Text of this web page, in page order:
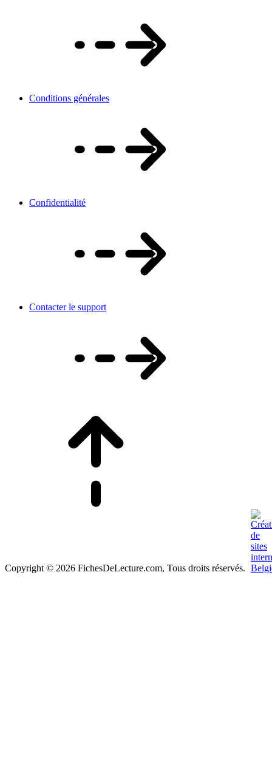
Conditions générales
Confidentialité
Contacter le support
Copyright © 2026 FichesDeLecture.com, Tous droits réservés.